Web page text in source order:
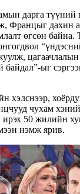
дарга түүний
Францыг дахин
өгсөн байна.
ыг
хэлснээр,
чухам
ирэх 50 жилийн
нэмж ярив.